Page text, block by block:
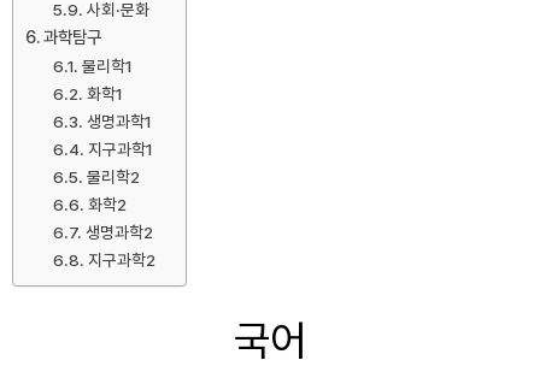
사회·문화
과학탐구
물리학1
화학1
생명과학1
지구과학1
물리학2
화학2
생명과학2
지구과학2
국어